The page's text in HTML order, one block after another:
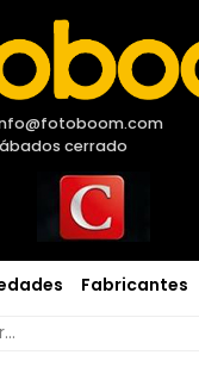
cerrado
Fabricantes